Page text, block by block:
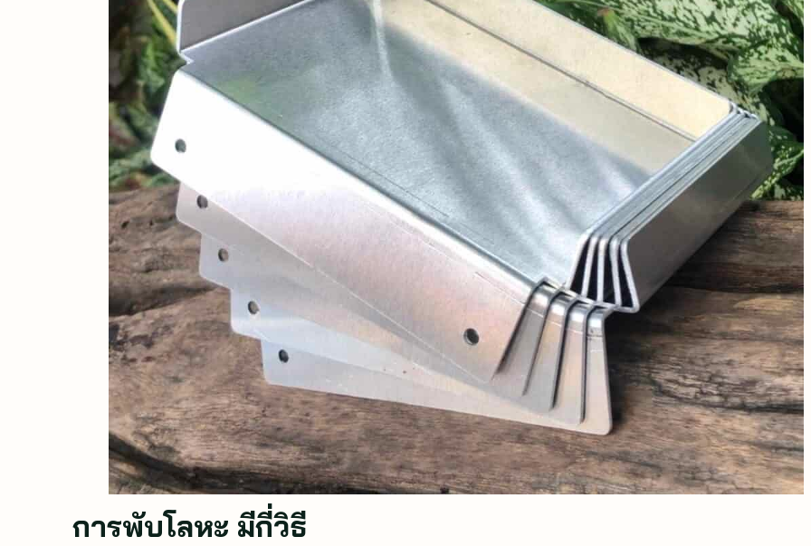
การพับโลหะ มีกี่วิธี